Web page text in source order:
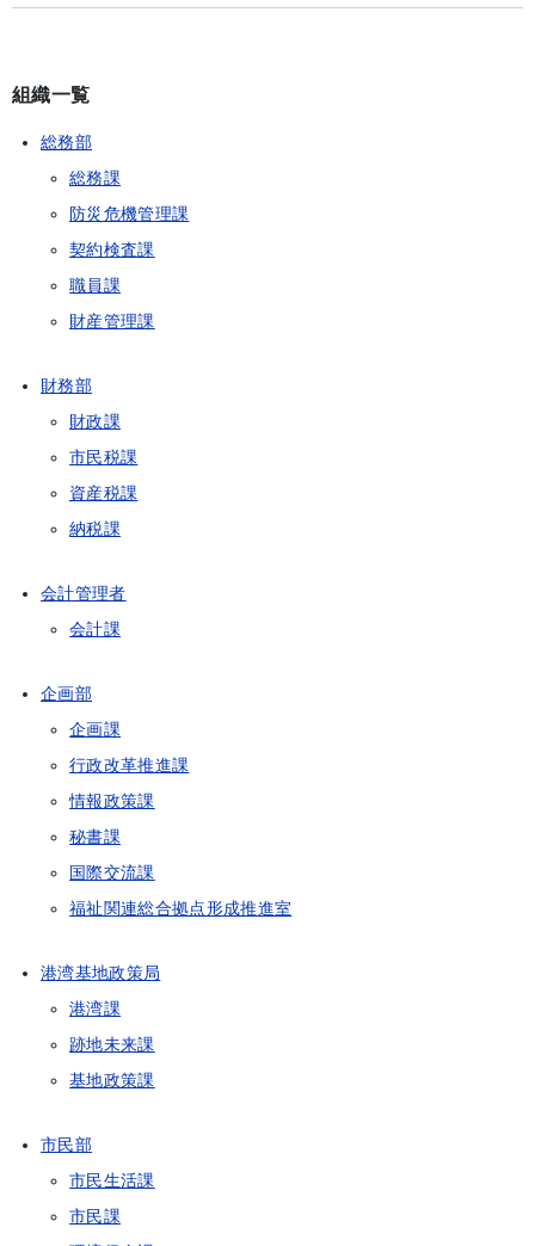
組織一覧
総務部
総務課
防災危機管理課
契約検査課
職員課
財産管理課
財務部
財政課
市民税課
資産税課
納税課
会計管理者
会計課
企画部
企画課
行政改革推進課
情報政策課
秘書課
国際交流課
福祉関連総合拠点形成推進室
港湾基地政策局
港湾課
跡地未来課
基地政策課
市民部
市民生活課
市民課